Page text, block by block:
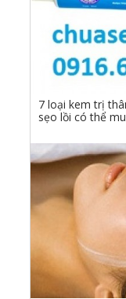
7 loại kem trị
sẹo lồi có thể